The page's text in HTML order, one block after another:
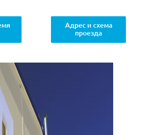
Адрес и схема
проезда